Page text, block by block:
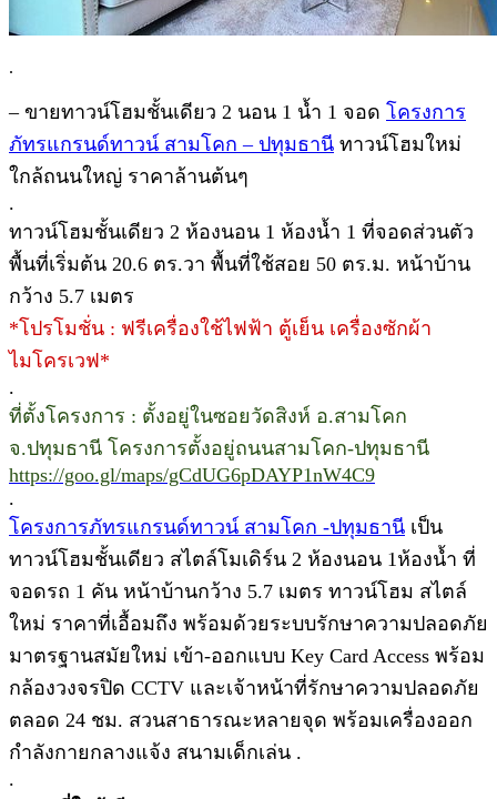
.
– ขายทาวน์โฮมชั้นเดียว 2 นอน 1 น้ำ 1 จอด โครงการ
ภัทรแกรนด์ทาวน์ สามโคก – ปทุมธานี ทาวน์โฮมใหม่
ใกล้ถนนใหญ่ ราคาล้านต้นๆ
.
ทาวน์โฮมชั้นเดียว 2 ห้องนอน 1 ห้องน้ำ 1 ที่จอดส่วนตัว
พื้นที่เริ่มต้น 20.6 ตร.วา พื้นที่ใช้สอย 50 ตร.ม. หน้าบ้าน
กว้าง 5.7 เมตร
*โปรโมชั่น : ฟรีเครื่องใช้ไฟฟ้า ตู้เย็น เครื่องซักผ้า
ไมโครเวฟ*
.
ที่ตั้งโครงการ : ตั้งอยู่ในซอยวัดสิงห์ อ.สามโคก
จ.ปทุมธานี โครงการตั้งอยู่ถนนสามโคก-ปทุมธานี
https://goo.gl/maps/gCdUG6pDAYP1nW4C9
.
โครงการภัทรแกรนด์ทาวน์ สามโคก -ปทุมธานี เป็น
ทาวน์โฮมชั้นเดียว สไตล์โมเดิร์น 2 ห้องนอน 1ห้องน้ำ ที่
จอดรถ 1 คัน หน้าบ้านกว้าง 5.7 เมตร ทาวน์โฮม สไตล์
ใหม่ ราคาที่เอื้อมถึง พร้อมด้วยระบบรักษาความปลอดภัย
มาตรฐานสมัยใหม่ เข้า-ออกแบบ Key Card Access พร้อม
กล้องวงจรปิด CCTV และเจ้าหน้าที่รักษาความปลอดภัย
ตลอด 24 ชม. สวนสาธารณะหลายจุด พร้อมเครื่องออก
กำลังกายกลางแจ้ง สนามเด็กเล่น .
.